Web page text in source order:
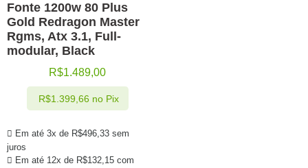
Fonte 1200w 80 Plus
Gold Redragon Master
Rgms, Atx 3.1, Full-
modular, Black
R$1.489,00
Em até 3x de R$496,33 sem
juros
Em até 12x de R$132,15 com
R$1.399,66 no Pix